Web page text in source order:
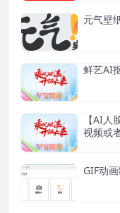
元气壁
鲜艺AI
【AI
视频或
GIF动